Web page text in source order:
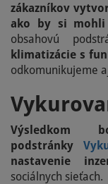
zákazníkov
ako by si
obsahovú
klimatizácie s
odkomunikujeme
Výsledkom
podstránky
nastavenie
sociálnych sieťach.